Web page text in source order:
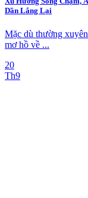
Dần Lắng Lại
Mặc dù thường
mơ hồ về ...
20
Th9